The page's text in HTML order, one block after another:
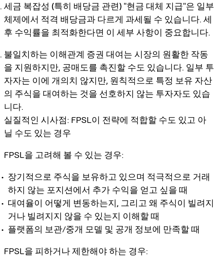
세금 복잡성 (특히 배당금 관련) "현금 대체 지급"은 일부
체제에서 적격 배당금과 다르게 과세될 수 있습니다. 세
후 수익률을 최적화한다면 이 세부 사항이 중요합니다.
불일치하는 이해관계 증권 대여는 시장의 원활한 작동
을 지원하지만, 공매도를 촉진할 수도 있습니다. 일부 투
자자는 이에 개의치 않지만, 원칙적으로 특정 보유 자산
의 주식을 대여하는 것을 선호하지 않는 투자자도 있습
니다.
실질적인 시사점: FPSL이 전략에 적합할 수도 있고 아
닐 수도 있는 경우
FPSL을 고려해 볼 수 있는 경우:
장기적으로 주식을 보유하고 있으며 적극적으로 거래
하지 않는 포지션에서 추가 수익을 얻고 싶을 때
대여율이 어떻게 변동하는지, 그리고 왜 주식이 빌려지
거나 빌려지지 않을 수 있는지 이해할 때
플랫폼의 보관/중개 모델 및 공개 정보에 만족할 때
FPSL을 피하거나 제한해야 하는 경우: